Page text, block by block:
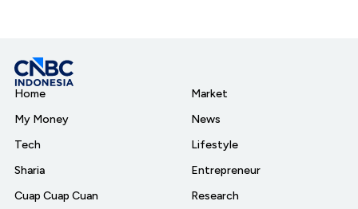
Home
My Money
Tech
Sharia
Cuap Cuap Cuan
Market
News
Lifestyle
Entrepreneur
Research